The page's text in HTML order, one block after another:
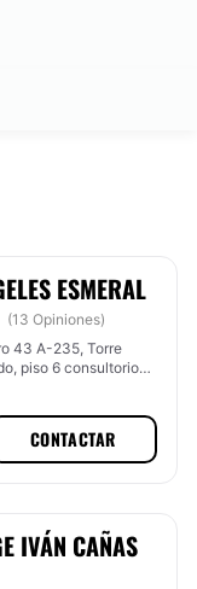
ESMERAL
(13 Opiniones)
43 A-235, Torre
piso 6 consultorio
CONTACTAR
IVÁN CAÑAS